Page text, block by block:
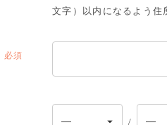
文字）以内になるよう住